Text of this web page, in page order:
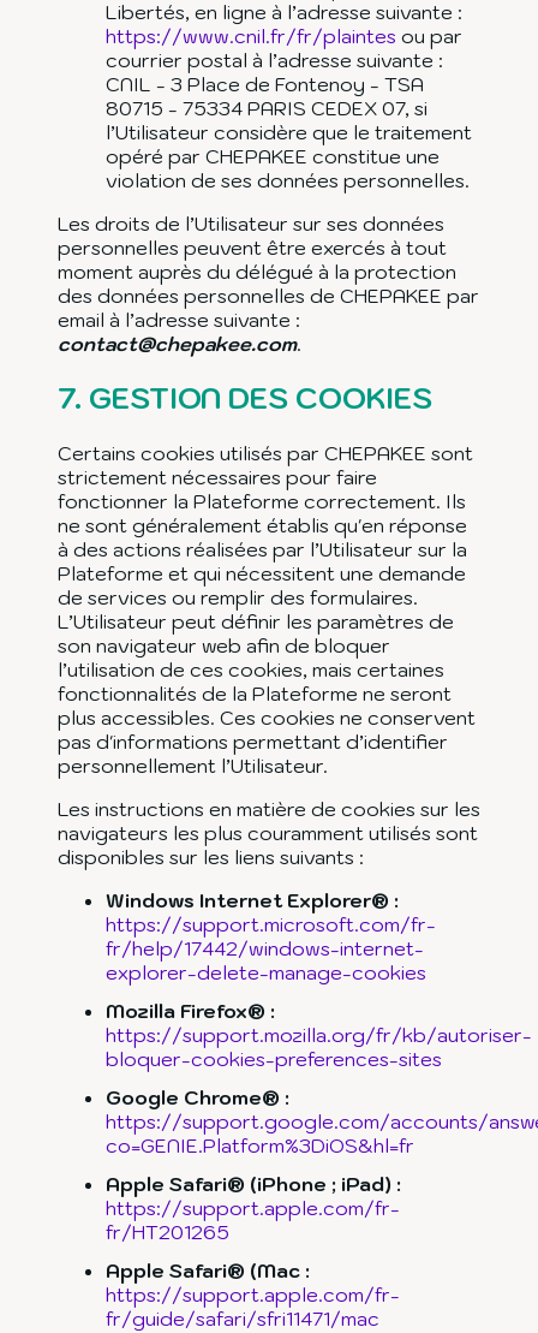
Libertés, en ligne à l’adresse suivante :
https://www.cnil.fr/fr/plaintes ou par
courrier postal à l’adresse suivante :
CNIL - 3 Place de Fontenoy - TSA
80715 - 75334 PARIS CEDEX 07, si
l’Utilisateur considère que le traitement
opéré par CHEPAKEE constitue une
violation de ses données personnelles.
Les droits de l’Utilisateur sur ses données
personnelles peuvent être exercés à tout
moment auprès du délégué à la protection
des données personnelles de CHEPAKEE par
email à l’adresse suivante :
contact@chepakee.com.
7. GESTION DES COOKIES
Certains cookies utilisés par CHEPAKEE sont
strictement nécessaires pour faire
fonctionner la Plateforme correctement. Ils
ne sont généralement établis qu'en réponse
à des actions réalisées par l’Utilisateur sur la
Plateforme et qui nécessitent une demande
de services ou remplir des formulaires.
L’Utilisateur peut définir les paramètres de
son navigateur web afin de bloquer
l’utilisation de ces cookies, mais certaines
fonctionnalités de la Plateforme ne seront
plus accessibles. Ces cookies ne conservent
pas d'informations permettant d’identifier
personnellement l’Utilisateur.
Les instructions en matière de cookies sur les
navigateurs les plus couramment utilisés sont
disponibles sur les liens suivants :
Windows Internet Explorer® :
https://support.microsoft.com/fr-
fr/help/17442/windows-internet-
explorer-delete-manage-cookies
Mozilla Firefox® :
https://support.mozilla.org/fr/kb/autoriser-
bloquer-cookies-preferences-sites
Google Chrome® :
https://support.google.com/accounts/
co=GENIE.Platform%3DiOS&hl=fr
Apple Safari® (iPhone ; iPad) :
https://support.apple.com/fr-
fr/HT201265
Apple Safari® (Mac :
https://support.apple.com/fr-
fr/guide/safari/sfri11471/mac